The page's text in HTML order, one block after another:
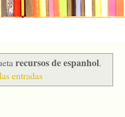
recursos de espanhol.
entradas